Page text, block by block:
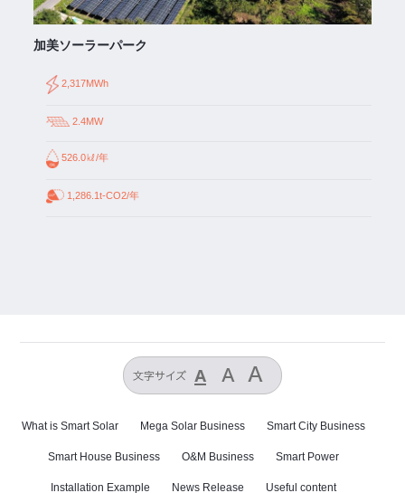
加美ソーラーパーク
2,317MWh
2.4MW
526.0㎘/年
1,286.1t-CO2/年
What is Smart Solar Mega Solar Business Smart City Business
Smart House Business O&M Business Smart Power
Installation Example News Release Useful content